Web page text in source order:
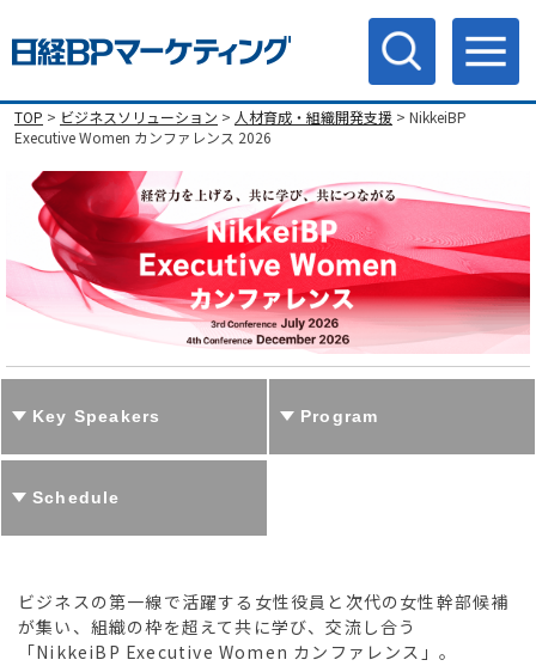
TOP > ビジネスソリューション > 人材育成・組織開発支援 > NikkeiBP
Executive Women カンファレンス 2026
Key Speakers Program
Schedule
ビジネスの第一線で活躍する女性役員と次代の女性幹部候補
が集い、組織の枠を超えて共に学び、交流し合う
「NikkeiBP Executive Women カンファレンス」。